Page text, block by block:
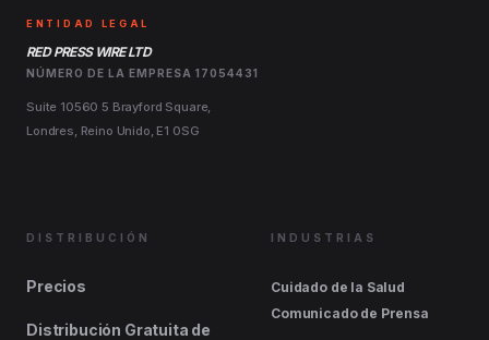
ENTIDAD LEGAL
RED PRESS WIRE LTD
NÚMERO DE LA EMPRESA 17054431
Suite 10560 5 Brayford Square,
Londres, Reino Unido, E1 0SG
DISTRIBUCIÓN
Precios
Distribución Gratuita de
INDUSTRIAS
Cuidado de la Salud
Comunicado de Prensa